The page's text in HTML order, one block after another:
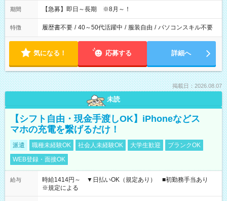
期間 【急募】即日～長期 ※8月～！
特徴 履歴書不要 / 40～50代活躍中 / 服装自由 / パソコンスキル不要
気になる！ 応募する 詳細へ
掲載日：2026.08.07
未読
【シフト自由・現金手渡しOK】iPhoneなどス
マホの充電を繋げるだけ！
派遣 職種未経験OK 社会人未経験OK 大学生歓迎
ブランクOK
WEB登録・面接OK
給与
時給1414円～ ▼日払いOK（規定あり） ■初勤務手当あり
※規定による